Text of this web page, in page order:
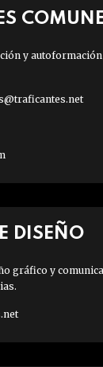
y
DISEÑO
gráfico y